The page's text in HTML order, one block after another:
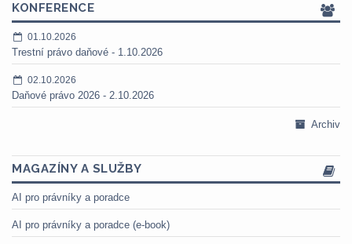
KONFERENCE
01.10.2026
Trestní právo daňové - 1.10.2026
02.10.2026
Daňové právo 2026 - 2.10.2026
Archiv
MAGAZÍNY A SLUŽBY
AI pro právníky a poradce
AI pro právníky a poradce (e-book)